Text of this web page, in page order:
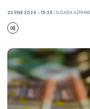
22 ENE 2024 - 15:35 |SUSANA